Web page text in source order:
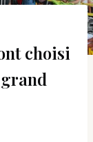
choisi